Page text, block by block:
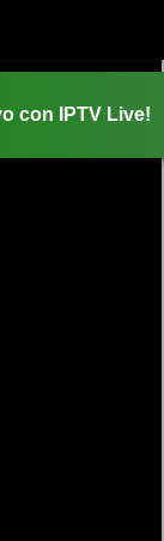
con IPTV Live!